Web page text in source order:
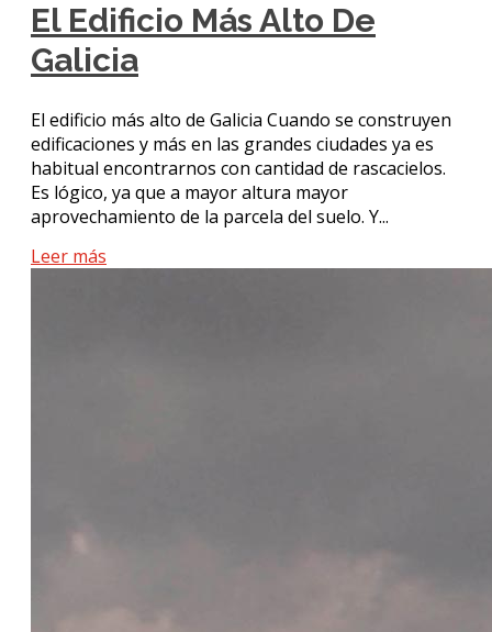
El Edificio Más Alto De
Galicia
El edificio más alto de Galicia Cuando se construyen
edificaciones y más en las grandes ciudades ya es
habitual encontrarnos con cantidad de rascacielos.
Es lógico, ya que a mayor altura mayor
aprovechamiento de la parcela del suelo. Y...
Leer más